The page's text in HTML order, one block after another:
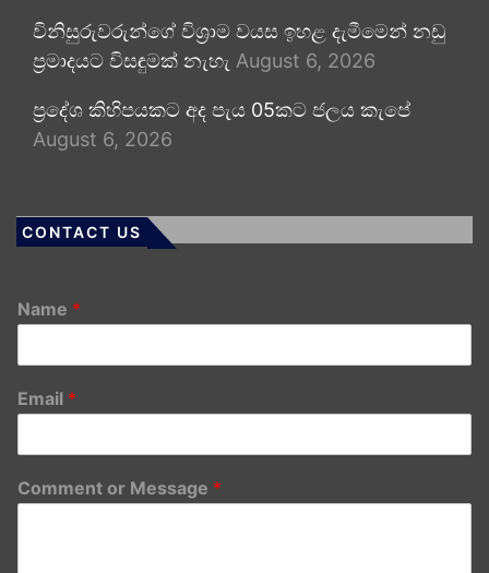
විනිසුරුවරුන්ගේ විශ්‍රාම වයස ඉහළ දැමීමෙන් නඩු
ප්‍රමාදයට විසඳුමක් නැහැ August 6, 2026
ප්‍රදේශ කිහිපයකට අද පැය 05කට ජලය කැපේ
August 6, 2026
CONTACT US
Name *
Email *
Comment or Message *